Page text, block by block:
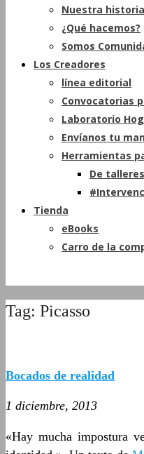
Nuestra historia
¿Qué hacemos?
Somos
Los Creadores
línea editorial
Convocatorias
Laboratorio
Envíanos tu
Herramientas
De
Tienda
eBooks
Carro de la
Tag: Picasso
Bocados de realidad
1 diciembre, 2013
«Hay mucha impostura